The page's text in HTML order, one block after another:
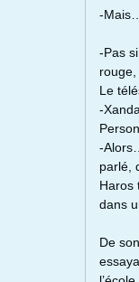
-
-Pas
Le
-
-
parlé,
Haros
dans
De